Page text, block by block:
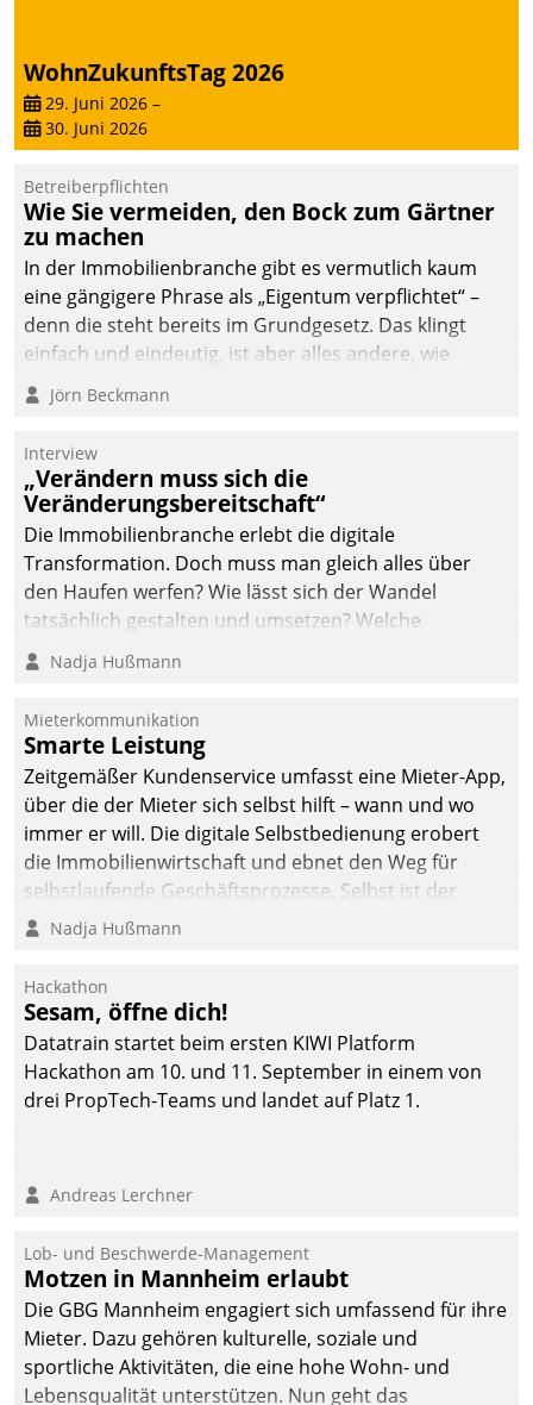
WohnZukunftsTag 2026
29. Juni 2026 –
30. Juni 2026
Betreiberpflichten
Wie Sie vermeiden, den Bock zum Gärtner
zu machen
In der Immobilienbranche gibt es vermutlich kaum
eine gängigere Phrase als „Eigentum verpflichtet“ –
denn die steht bereits im Grundgesetz. Das klingt
einfach und eindeutig, ist aber alles andere, wie
Branchenbeschäftigte wissen. Denn mit der
Verantwortung folgen Verpflichtungen.
Jörn Beckmann
Interview
„Verändern muss sich die
Veränderungsbereitschaft“
Die Immobilienbranche erlebt die digitale
Transformation. Doch muss man gleich alles über
den Haufen werfen? Wie lässt sich der Wandel
tatsächlich gestalten und umsetzen? Welche
Argumente zählen wirklich?
Nadja Hußmann
Mieterkommunikation
Smarte Leistung
Zeitgemäßer Kundenservice umfasst eine Mieter-App,
über die der Mieter sich selbst hilft – wann und wo
immer er will. Die digitale Selbstbedienung erobert
die Immobilienwirtschaft und ebnet den Weg für
selbstlaufende Geschäftsprozesse. Selbst ist der
Kunde und smart der Serviceanbieter.
Nadja Hußmann
Hackathon
Sesam, öffne dich!
Datatrain startet beim ersten KIWI Platform
Hackathon am 10. und 11. September in einem von
drei PropTech-Teams und landet auf Platz 1.
Andreas Lerchner
Lob- und Beschwerde-Management
Motzen in Mannheim erlaubt
Die GBG Mannheim engagiert sich umfassend für ihre
Mieter. Dazu gehören kulturelle, soziale und
sportliche Aktivitäten, die eine hohe Wohn- und
Lebensqualität unterstützen. Nun geht das